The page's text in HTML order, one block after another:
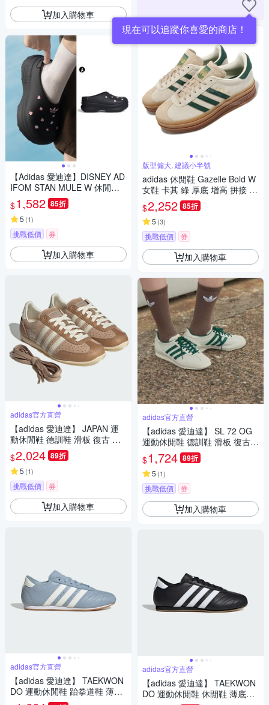
加入購物車
【Adidas 愛迪達】DISNEY AD
IFOM STAN MULE W 休閒鞋
穆勒鞋 運動鞋 女 A-KH5901
$1,582 85折
5 (1)
挑戰低價 券
加入購物車
adidas官方直營
【adidas 愛迪達】 JAPAN 運
動休閒鞋 德訓鞋 滑板 復古 薄
底鞋 女鞋 - Originals JS0253
$2,024 89折
5 (1)
挑戰低價 券
加入購物車
adidas官方直營
【adidas 愛迪達】 TAEKWON
DO 運動休閒鞋 跆拳道鞋 薄底
鞋 女鞋 - Originals JS3317
現在可以追蹤你喜愛的商店！
版型偏大, 建議小半號
adidas 休閒鞋 Gazelle Bold W
女鞋 卡其 綠 厚底 增高 拼接 復
古 麂皮 膠底 愛迪達 ID7056
$2,252 85折
5 (3)
挑戰低價 券
加入購物車
adidas官方直營
【adidas 愛迪達】 SL 72 OG
運動休閒鞋 德訓鞋 滑板 復古
女鞋 - Originals IF1940
$1,724 89折
5 (1)
挑戰低價 券
加入購物車
adidas官方直營
【adidas 愛迪達】 TAEKWON
DO 運動休閒鞋 休閒鞋 薄底鞋